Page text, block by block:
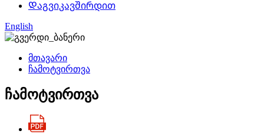
Დაგვიკავშირდით
English
მთავარი
ჩამოტვირთვა
ჩამოტვირთვა